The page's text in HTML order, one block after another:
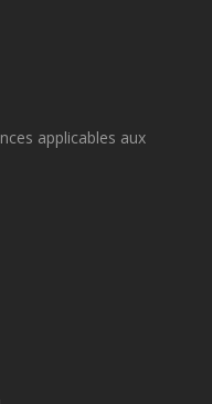
applicables aux